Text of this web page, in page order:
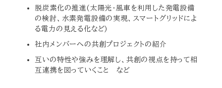
脱炭素化の推進(太陽光・風車を利用した発電設備
の検討、水素発電設備の実現、スマートグリッドによ
る電力の見える化など)
社内メンバーへの共創プロジェクトの紹介
互いの特性や強みを理解し、共創の視点を持って相
互連携を図っていくこと など